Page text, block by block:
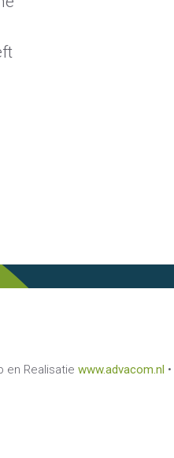
en Realisatie www.advacom.nl •